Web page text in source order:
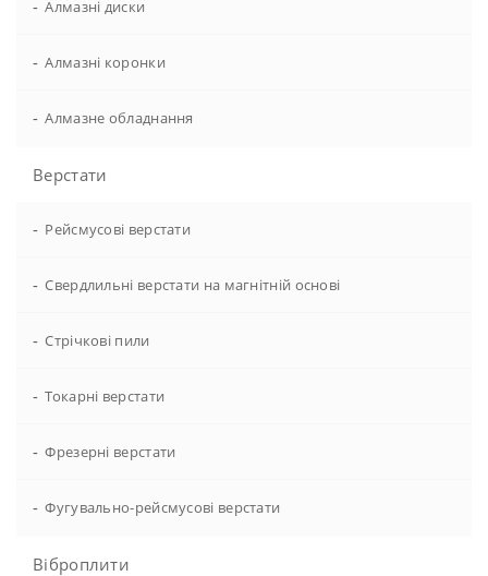
- Алмазні диски
- Алмазні коронки
- Алмазне обладнання
Верстати
- Рейсмусові верстати
- Свердлильні верстати на магнітній основі
- Стрічкові пили
- Токарні верстати
- Фрезерні верстати
- Фугувально-рейсмусові верстати
Віброплити